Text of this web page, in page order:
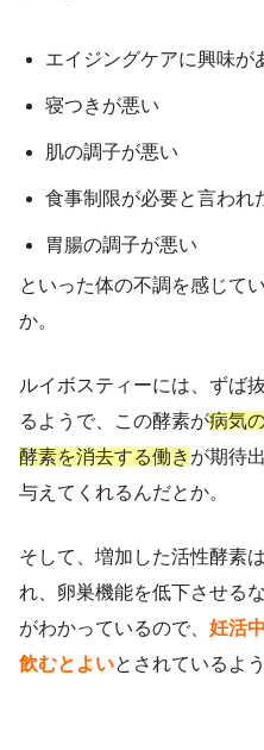
エイジングケアに興味が
寝つきが悪い
肌の調子が悪い
食事制限が必要と言われ
胃腸の調子が悪い
といった体の不調を感じて
か。
ルイボスティーには、ずば
るようで、この酵素が病気
酵素を消去する働き が期待
与えてくれるんだとか。
そして、増加した活性酵素
れ、卵巣機能を低下させる
がわかっているので、 妊活
飲むとよいとされているよう